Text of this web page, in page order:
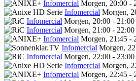
Infomercial Morgen, 20:00 -
Infomercial Morgen,
Infomercial Morgen, 20:00 -
Infomercial Morgen, 21:00 -
Infomercial Morgen, 21:45 -
Infomercial Morgen,
Infomercial Morgen, 22:00 -
Infomercial Morgen,
Infomercial Morgen, 22:45 -